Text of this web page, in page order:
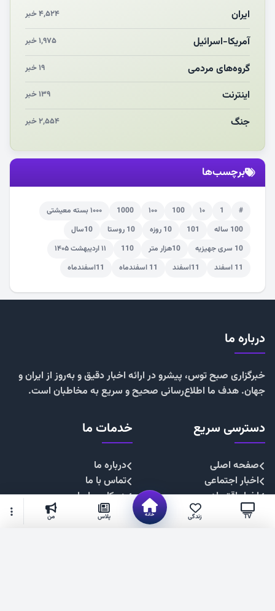
مشهدالرضا آقای شهید ایران را در آغوش کشید
مکن ای صبح طلوع
ایران ۴,۵۲۴ خبر
آمریکا-اسرائیل ۱,۹۷۵ خبر
گروه‌های مردمی ۱۹ خبر
اینترنت ۱۳۹ خبر
جنگ ۲,۵۵۴ خبر
برچسب‌ها
#
1 ۱۰ 100 ۱۰۰ 1000
۱۰۰۰ بسته معیشتی
100 ساله
101 10 روزه 10 روستا
10سال
10 سری جهیزیه
10هزار متر 110
۱۱ اردیبهشت ۱۴۰۵
11 اسفند
11اسفند 11 اسفندماه 11اسفندماه
TV زندگی خانه پلاس من
درباره ما
خبرگزاری صبح توس، پیشرو در ارائه اخبار دقیق و به‌روز از ایران و
جهان. هدف ما اطلاع‌رسانی صحیح و سریع به مخاطبان است.
دسترسی سریع
صفحه اصلی
اخبار اجتماعی
اخبار اقتصادی
اخبار چندرسانه
خدمات ما
درباره ما
تماس با ما
همکاری با ما
تبلیغات